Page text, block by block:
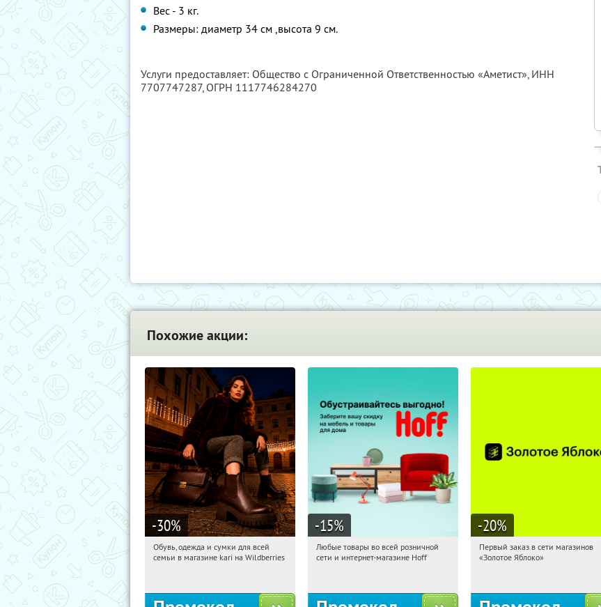
Вес - 3 кг.
Размеры: диаметр 34 см ,высота 9 см.
Услуги предоставляет: Общество с Ограниченной Ответственностью «Аметист», ИНН
7707747287, ОГРН 1117746284270
Похожие акции:
-30%
13:19:20 Получили:
Обувь, одежда и сумки для всей
семьи в магазине kari на Wildberries
-15%
13:19:20 Получили:
Любые товары во всей розничной
сети и интернет-магазине Hoff
-20%
13:19:20
Получи
Первый заказ в сети магазинов
«Золотое Яблоко»